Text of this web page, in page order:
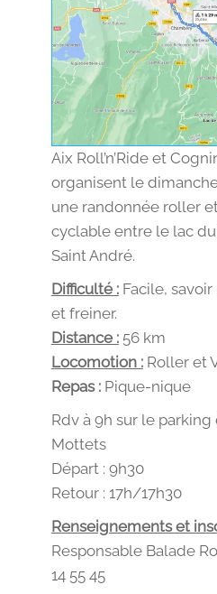
Aix Roll’n’Ride et
organisent le
une randonnée roller
cyclable entre le lac
Saint André.
Difficulté :Facile, savoir
et freiner.
Distance :56 km
Locomotion :Roller et
Repas :Pique-nique
Rdv à 9h sur le
Mottets
Départ : 9h30
Retour : 17h/17h30
Renseignements et
Responsable Balade
14 55 45